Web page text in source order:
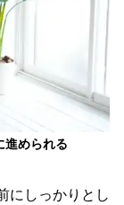
進められる
にしっかりとし